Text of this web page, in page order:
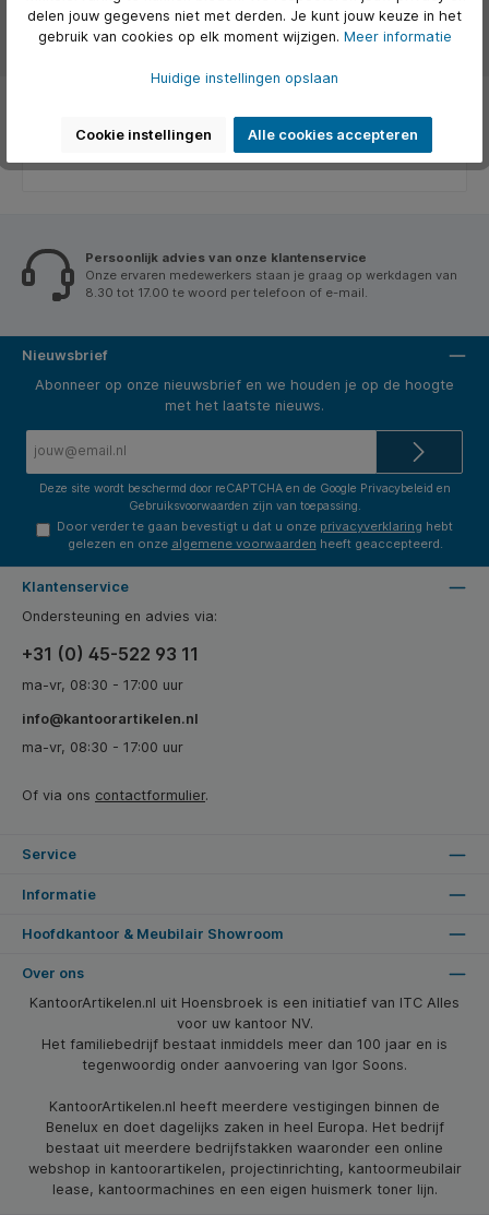
Over het merk
Persoonlijk advies van onze klantenservice
Onze ervaren medewerkers staan je graag op werkdagen van
8.30 tot 17.00 te woord per telefoon of e-mail.
Nieuwsbrief
Abonneer op onze nieuwsbrief en we houden je op de hoogte
met het laatste nieuws.
Deze site wordt beschermd door reCAPTCHA en de Google Privacybeleid en
Gebruiksvoorwaarden zijn van toepassing.
Door verder te gaan bevestigt u dat u onze privacyverklaring hebt
gelezen en onze algemene voorwaarden heeft geaccepteerd.
Klantenservice
Ondersteuning en advies via:
+31 (0) 45-522 93 11
ma-vr, 08:30 - 17:00 uur
info@kantoorartikelen.nl
ma-vr, 08:30 - 17:00 uur
Of via ons contactformulier.
Service
Informatie
Hoofdkantoor & Meubilair Showroom
Over ons
KantoorArtikelen.nl uit Hoensbroek is een initiatief van ITC Alles
voor uw kantoor NV.
Het familiebedrijf bestaat inmiddels meer dan 100 jaar en is
tegenwoordig onder aanvoering van Igor Soons.
KantoorArtikelen.nl heeft meerdere vestigingen binnen de
Benelux en doet dagelijks zaken in heel Europa. Het bedrijf
bestaat uit meerdere bedrijfstakken waaronder een online
webshop in kantoorartikelen, projectinrichting, kantoormeubilair
lease, kantoormachines en een eigen huismerk toner lijn.
delen jouw gegevens niet met derden. Je kunt jouw keuze in het
gebruik van cookies op elk moment wijzigen. Meer informatie
Huidige instellingen opslaan
Cookie instellingen Alle cookies accepteren